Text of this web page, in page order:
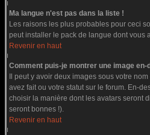
Ma langue n'est pas dans la liste !
Les raisons les plus probables pour ceci
peut installer le pack de langue dont vous
Revenir en haut
Comment puis-je montrer une image
Il peut y avoir deux images sous votre
avez fait ou votre statut sur le forum. En-
choisir la manière dont les avatars seront
seront bonnes !).
Revenir en haut